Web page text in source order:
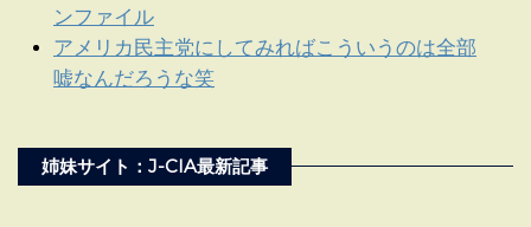
ンファイル
アメリカ民主党にしてみればこういうのは全部
嘘なんだろうな笑
姉妹サイト：J-CIA最新記事